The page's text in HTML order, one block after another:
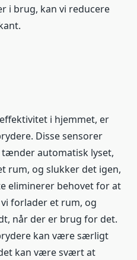
i brug, kan vi reducere
i hjemmet, er
Disse sensorer
automatisk lyset,
rum, og slukker det igen,
eliminerer behovet for at
forlader et rum, og
når der er brug for det.
kan være særligt
kan være svært at